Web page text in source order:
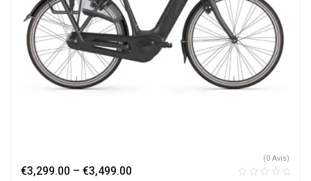
€3,299.00 – €3,499.00
(0 Avis)